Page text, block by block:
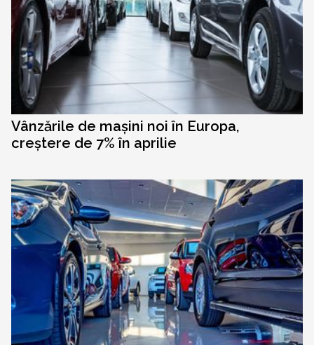
Vânzările de mașini noi în Europa,
creștere de 7% în aprilie